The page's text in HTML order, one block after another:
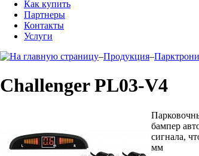
Как купить
Партнеры
Контакты
Услуги
–Продукция–
Challenger РL03-V4
бампер
сигнала,
мм